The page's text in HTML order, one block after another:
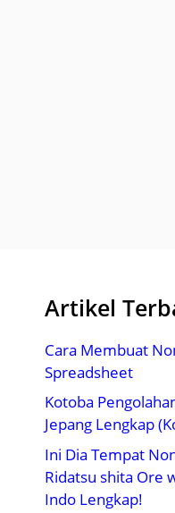
Artikel
Cara Membuat
Spreadsheet
Kotoba
Jepang Lengkap
Ini Dia Tempat
Ridatsu shita Ore
Indo Lengkap!